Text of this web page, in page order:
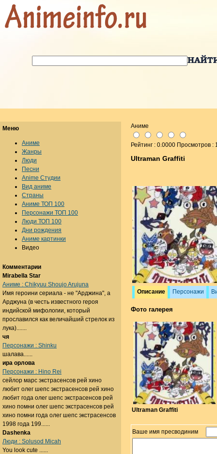
Аниме
Рейтинг : 0.0000 Просмотров :
Ultraman Graffiti
Описание Персонажи
Фото галерея
Ultraman Graffiti
Ваше имя пресводиним
Меню
Аниме
Жанры
Люди
Песни
Anime Студии
Вид аниме
Страны
Аниме ТОП 100
Персонажи ТОП 100
Люди ТОП 100
Дни рождения
Аниме картинки
Видео
Комментарии
Mirabella Star
Аниме : Chikyuu Shoujo Arujuna
Имя героини сериала - не "Арджина", а
Арджуна (в честь известного героя
индийской мифологии, который
прославился как величайший стрелок из
лука).......
чя
Персонажи : Shinku
шалава......
ира орлова
Персонажи : Hino Rei
сейлор марс экстрасенсов рей хино
любит олег шепс экстрасенсов рей хино
любит года олег шепс экстрасенсов рей
хино помни олег шепс экстрасенсов рей
хино помни года олег шепс экстрасенсов
1998 года 199......
Dashenka
Люди : Solusod Micah
You look cute ......